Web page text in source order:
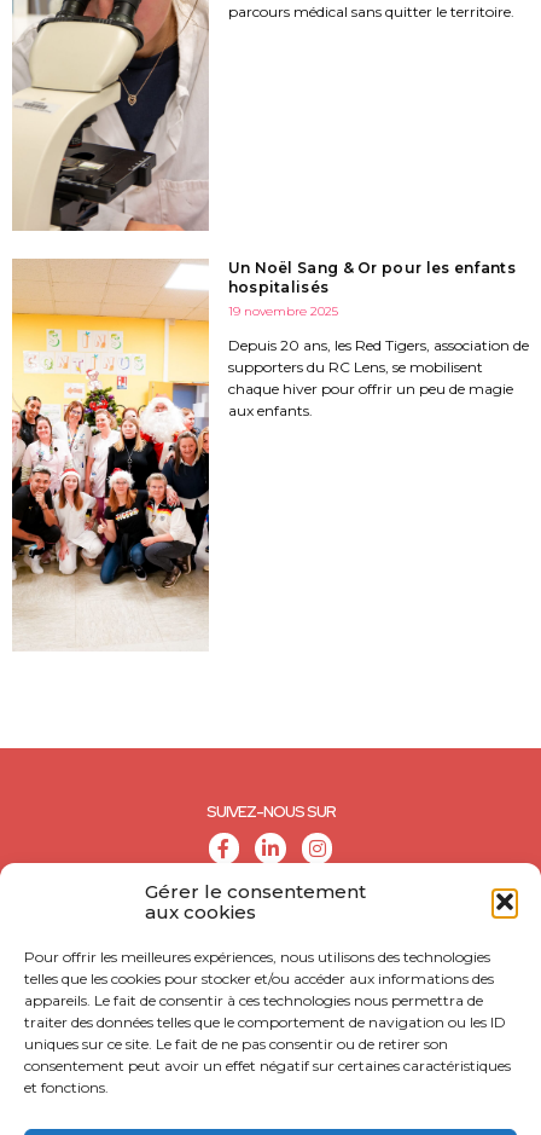
Gérer le consentement
aux cookies
Pour offrir les meilleures expériences, nous utilisons des technologies
telles que les cookies pour stocker et/ou accéder aux informations des
appareils. Le fait de consentir à ces technologies nous permettra de
traiter des données telles que le comportement de navigation ou les ID
uniques sur ce site. Le fait de ne pas consentir ou de retirer son
consentement peut avoir un effet négatif sur certaines caractéristiques
et fonctions.
parcours médical sans quitter le territoire.
Un Noël Sang & Or pour les enfants
hospitalisés
19 novembre 2025
Depuis 20 ans, les Red Tigers, association de
supporters du RC Lens, se mobilisent
chaque hiver pour offrir un peu de magie
aux enfants.
SUIVEZ-NOUS SUR